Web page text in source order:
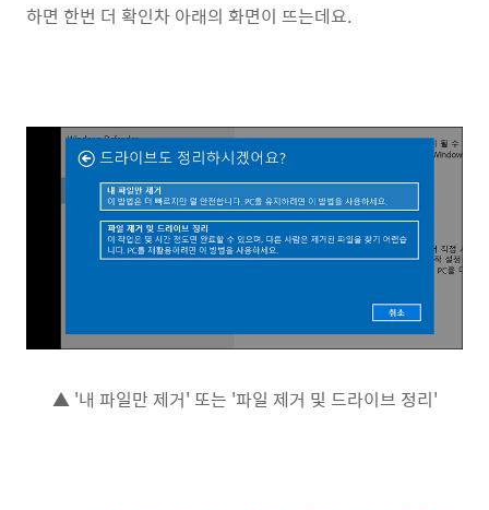
하면 한번 더 확인차 아래의 화면이 뜨는데요.
▲ '내 파일만 제거' 또는 '파일 제거 및 드라이브 정리'